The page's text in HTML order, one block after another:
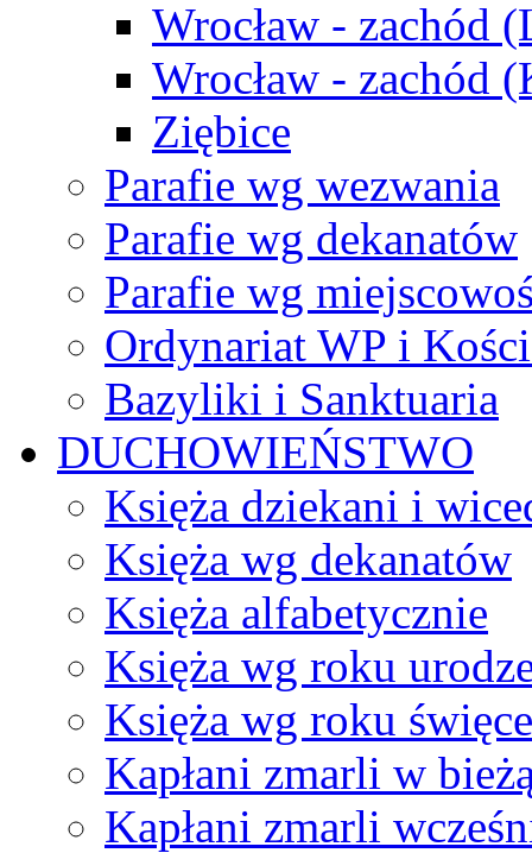
Wrocław - zachód
Wrocław - zachód
Ziębice
Parafie wg wezwania
Parafie wg dekanatów
Parafie wg
Ordynariat WP i
Bazyliki i Sanktuaria
DUCHOWIEŃSTWO
Księża dziekani i
Księża wg dekanatów
Księża alfabetycznie
Księża wg roku
Księża wg roku
Kapłani zmarli w
Kapłani zmarli